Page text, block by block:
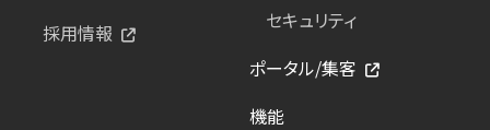
採用情報
セキュリティ
ポータル/集客
機能